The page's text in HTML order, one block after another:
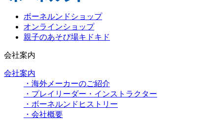
ボーネルンドショップ
オンラインショップ
親子のあそび場キドキド
会社案内
会社案内
・海外メーカーのご紹介
・プレイリーダー・インストラクター
・ボーネルンドヒストリー
・会社概要